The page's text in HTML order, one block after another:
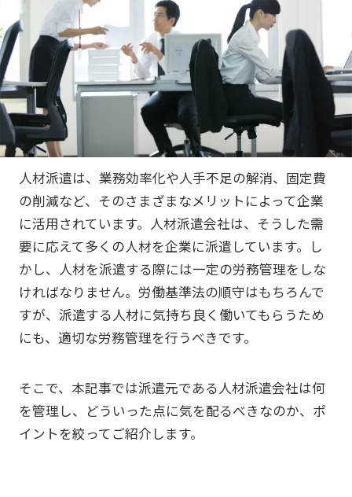
人材派遣は、業務効率化や人手不足の解消、固定費
の削減など、そのさまざまなメリットによって企業
に活用されています。人材派遣会社は、そうした需
要に応えて多くの人材を企業に派遣しています。し
かし、人材を派遣する際には一定の労務管理をしな
ければなりません。労働基準法の順守はもちろんで
すが、派遣する人材に気持ち良く働いてもらうため
にも、適切な労務管理を行うべきです。
そこで、本記事では派遣元である人材派遣会社は何
を管理し、どういった点に気を配るべきなのか、ポ
イントを絞ってご紹介します。